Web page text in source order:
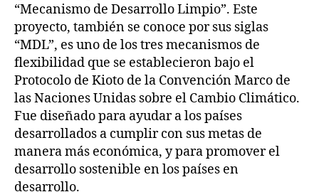
“Mecanismo de Desarrollo Limpio”. Este
proyecto, también se conoce por sus siglas
“MDL”, es uno de los tres mecanismos de
flexibilidad que se establecieron bajo el
Protocolo de Kioto de la Convención Marco de
las Naciones Unidas sobre el Cambio Climático.
Fue diseñado para ayudar a los países
desarrollados a cumplir con sus metas de
manera más económica, y para promover el
desarrollo sostenible en los países en
desarrollo.